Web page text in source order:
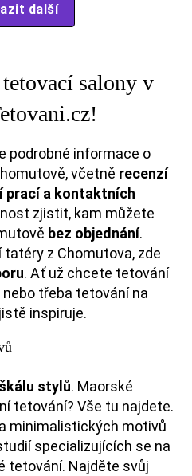
další
salony v
podrobné informace o
včetně recenzí
prací a kontaktních
zjistit, kam můžete
bez objednání.
z Chomutova, zde
. Ať už chcete tetování
třeba tetování na
inspiruje.
stylů. Maorské
tetování? Vše tu najdete.
minimalistických motivů
specializujících se na
tetování. Najděte svůj